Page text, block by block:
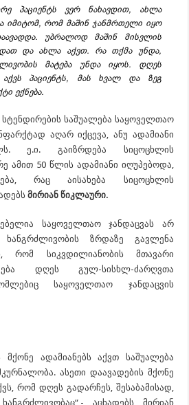
პაციენტს ვერ ნახავდით, ახლა
იმიტომ, რომ მაშინ ჯანმრთელი იყო
უბრალოდ მაშინ მისვლის
და ახლა აქვთ. რა თქმა უნდა,
მატება უნდა იყოს. დღეს
პაციენტს, მას ხვალ და ზეგ
ექნება.
სტენდირების საშუალება საყოველთაო
აღარ იქცევა, ანუ ადამიანი
ე.ი. გაიზრდება სიცოცხლის
ამით 50 წლის ადამიანი იღუპებოდა,
რაც აისახება სიცოცხლის
მირიან წიკლაური.
საყოველთაო ჯანდაცვას არ
ზრდაზე გავლენა
რომ სიკვდილიანობის მთავარი
დღეს გულ-სისხლ-ძარღვთა
საყოველთაო ჯანდაცვის
ადამიანებს აქვთ საშუალება
ასეთი დაავადების მქონე
რომ დღეს გადარჩეს, შესაბამისად,
აცხადებს მირიან